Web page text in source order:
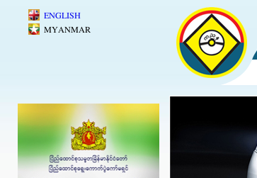
Skip to main content
ENGLISH
MYANMAR